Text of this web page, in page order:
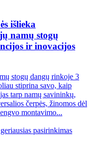
išlieka
namų stogų
ir inovacijos
stogų dangų rinkoje 3
stiprina savo, kaip
tarp namų savininkų,
čerpės, žinomos dėl
montavimo...